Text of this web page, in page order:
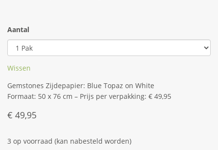
Aantal
Wissen
Gemstones Zijdepapier: Blue Topaz on White
Formaat: 50 x 76 cm – Prijs per verpakking: € 49,95
€ 49,95
3 op voorraad (kan nabesteld worden)